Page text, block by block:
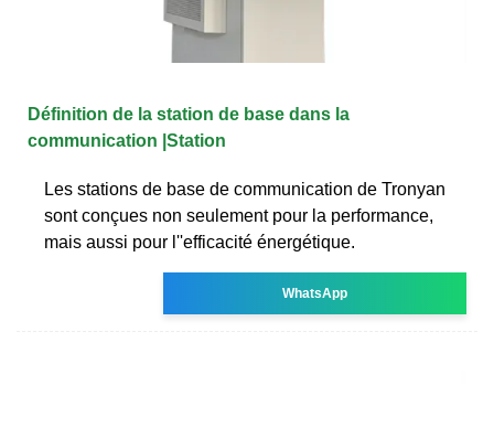
Définition de la station de base dans la
communication |Station
Les stations de base de communication de Tronyan
sont conçues non seulement pour la performance,
mais aussi pour l''efficacité énergétique.
WhatsApp